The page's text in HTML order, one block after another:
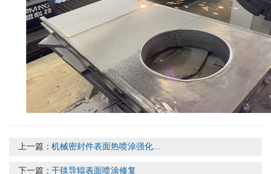
上一篇：机械密封件表面热喷涂强化...
下一篇：干毯导辊表面喷涂修复